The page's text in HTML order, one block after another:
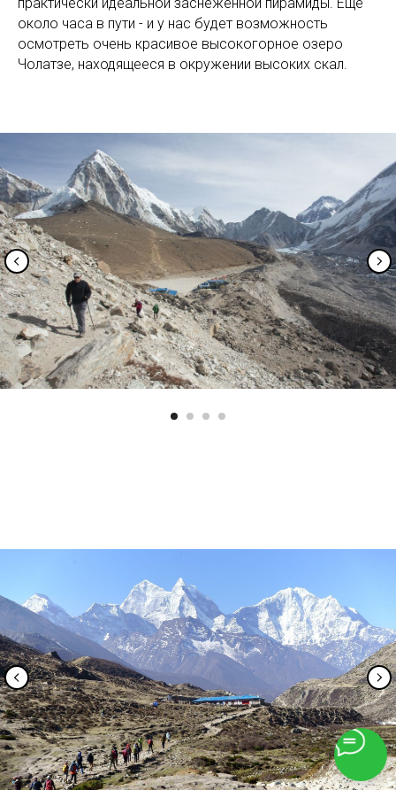
около часа в пути - и у нас будет возможность
осмотреть очень красивое высокогорное озеро
Чолатзе, находящееся в окружении высоких скал.